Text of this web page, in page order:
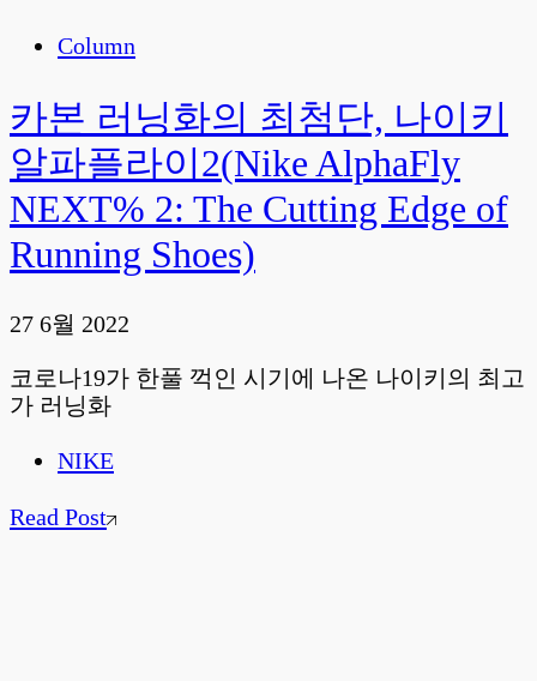
Column
카본 러닝화의 최첨단, 나이키
알파플라이2(Nike AlphaFly
NEXT% 2: The Cutting Edge of
Running Shoes)
27 6월 2022
코로나19가 한풀 꺽인 시기에 나온 나이키의 최고
가 러닝화
NIKE
Read Post